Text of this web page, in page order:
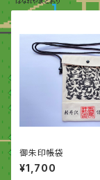
御朱印帳袋
¥1,700